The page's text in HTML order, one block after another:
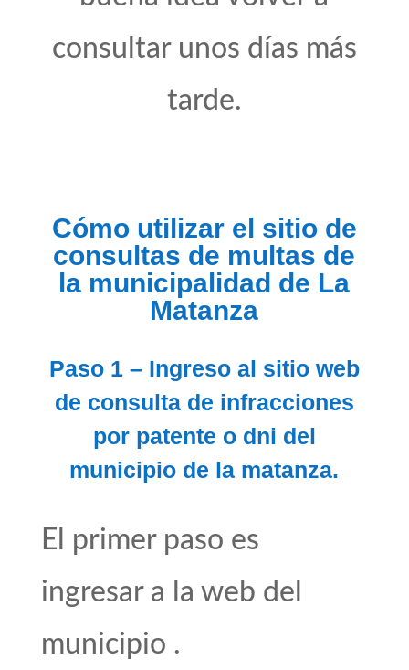
consultar unos días más
tarde.
Cómo utilizar el sitio de
consultas de multas de
la municipalidad de La
Matanza
Paso 1 – Ingreso al sitio web
de consulta de infracciones
por patente o dni del
municipio de la matanza.
El primer paso es
ingresar a la web del
municipio .